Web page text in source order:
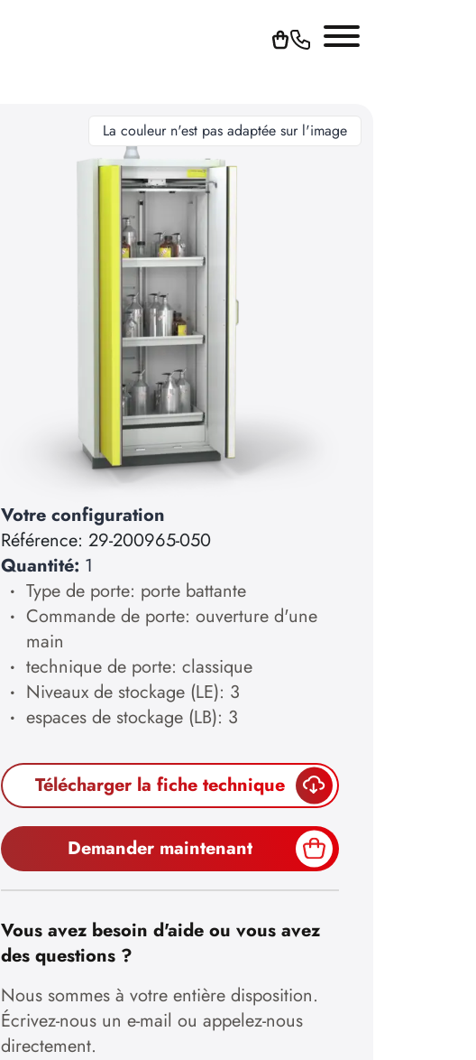
La couleur n'est pas adaptée sur l'image
Votre configuration
Référence: 29-200965-050
Quantité: 1
Type de porte: porte battante
Commande de porte: ouverture d'une
main
technique de porte: classique
Niveaux de stockage (LE): 3
espaces de stockage (LB): 3
Télécharger la fiche technique
Demander maintenant
Vous avez besoin d'aide ou vous avez
des questions ?
Nous sommes à votre entière disposition.
Écrivez-nous un e-mail ou appelez-nous
directement.